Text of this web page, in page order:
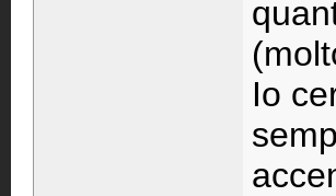
Io